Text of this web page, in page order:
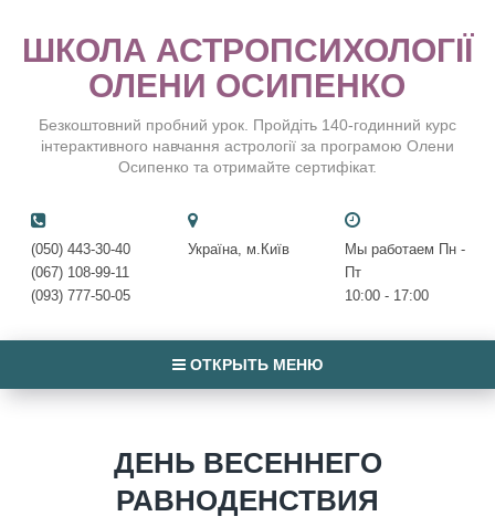
ШКОЛА АСТРОПСИХОЛОГІЇ
ОЛЕНИ ОСИПЕНКО
Безкоштовний пробний урок. Пройдіть 140-годинний курс
інтерактивного навчання астрології за програмою Олени
Осипенко та отримайте сертифікат.
Мы работаем Пн -
Пт
10:00 - 17:00
Україна, м.Київ
(050) 443-30-40
(067) 108-99-11
(093) 777-50-05
ОТКРЫТЬ МЕНЮ
ДЕНЬ ВЕСЕННЕГО
РАВНОДЕНСТВИЯ